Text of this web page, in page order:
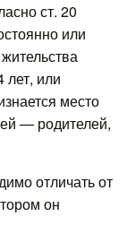
ст. 20
или
лет, или
место
— родителей,
отличать от
он